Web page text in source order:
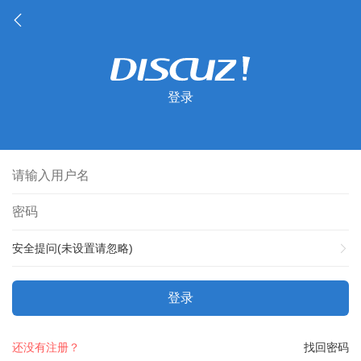
登录
安全提问(未设置请忽略)
登录
找回密码
还没有注册？